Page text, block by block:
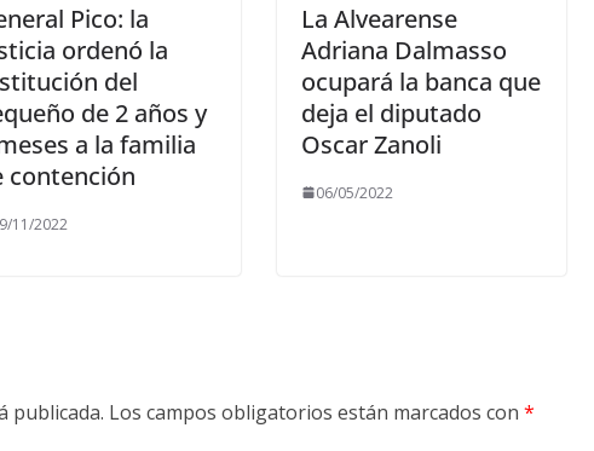
Pico: la
ordenó la
del
de 2 años y
a la familia
contención
11/2022
La Alvearense
Adriana Dalmasso
ocupará la banca que
deja el diputado
Oscar Zanoli
06/05/2022
publicada. Los campos obligatorios están marcados con *